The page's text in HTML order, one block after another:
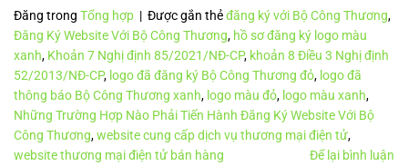
Đăng trong Tổng hợp | Được gắn thẻđăng ký với Bộ Công Thương,
Đăng Ký Website Với Bộ Công Thương, hồ sơ đăng ký logo màu
xanh, Khoản 7 Nghị định 85/2021/NĐ-CP, khoản 8 Điều 3 Nghị định
52/2013/NĐ-CP, logo đã đăng ký Bộ Công Thương đỏ, logo đã
thông báo Bộ Công Thương xanh, logo màu đỏ, logo màu xanh,
Những Trường Hợp Nào Phải Tiến Hành Đăng Ký Website Với Bộ
Công Thương,website cung cấp dịch vụ thương mại điện tử,
website thương mại điện tử bán hàng
Để lại bình luận